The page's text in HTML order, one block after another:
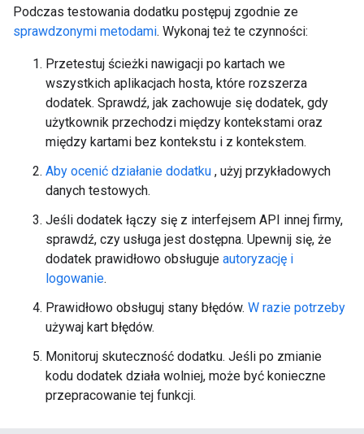
Podczas testowania dodatku postępuj zgodnie ze
sprawdzonymi metodami. Wykonaj też te czynności:
Przetestuj ścieżki nawigacji po kartach we
wszystkich aplikacjach hosta, które rozszerza
dodatek. Sprawdź, jak zachowuje się dodatek, gdy
użytkownik przechodzi między kontekstami oraz
między kartami bez kontekstu i z kontekstem.
Aby ocenić działanie dodatku , użyj przykładowych
danych testowych.
Jeśli dodatek łączy się z interfejsem API innej firmy,
sprawdź, czy usługa jest dostępna. Upewnij się, że
dodatek prawidłowo obsługuje autoryzację i
logowanie.
Prawidłowo obsługuj stany błędów. W razie potrzeby
używaj kart błędów.
Monitoruj skuteczność dodatku. Jeśli po zmianie
kodu dodatek działa wolniej, może być konieczne
przepracowanie tej funkcji.